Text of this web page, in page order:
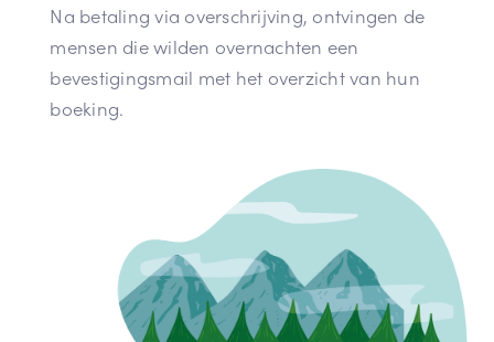
Na betaling via overschrijving, ontvingen de
mensen die wilden overnachten een
bevestigingsmail met het overzicht van hun
boeking.